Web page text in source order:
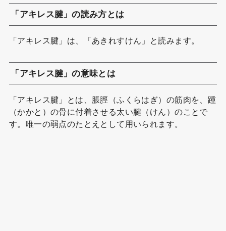
「アキレス腱」の読み方とは
「アキレス腱」は、「あきれすけん」と読みます。
「アキレス腱」の意味とは
「アキレス腱」とは、脹脛（ふくらはぎ）の筋肉を、踵
（かかと）の骨に付着させる太い腱（けん）のことで
す。唯一の弱点のたとえとして用いられます。